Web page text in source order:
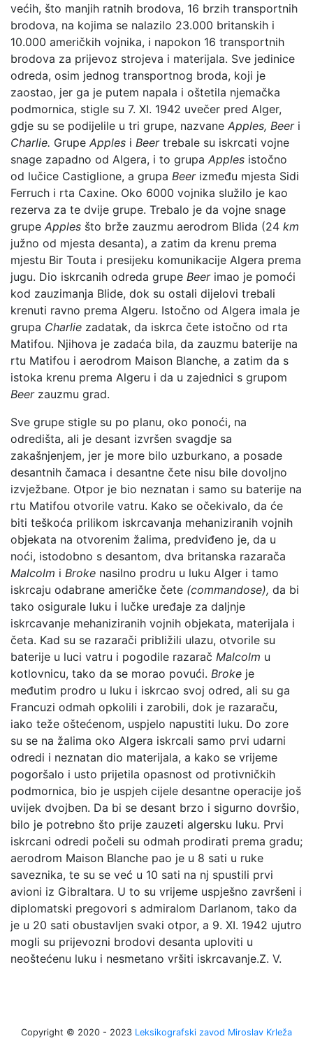
većih, što manjih ratnih brodova, 16 brzih transportnih
brodova, na kojima se nalazilo 23.000 britanskih i
10.000 američkih vojnika, i napokon 16 transportnih
brodova za prijevoz strojeva i materijala. Sve jedinice
odreda, osim jednog transportnog broda, koji je
zaostao, jer ga je putem napala i oštetila njemačka
podmornica, stigle su 7. XI. 1942 uvečer pred Alger,
gdje su se podijelile u tri grupe, nazvane Apples, Beeri
Charlie. Grupe Apples i Beertrebale su iskrcati vojne
snage zapadno od Algera, i to grupa Apples istočno
od lučice Castiglione, a grupa Beerizmeđu mjesta Sidi
Ferruch i rta Caxine. Oko 6000 vojnika služilo je kao
rezerva za te dvije grupe. Trebalo je da vojne snage
grupe Apples što brže zauzmu aerodrom Blida (24 km
južno od mjesta desanta), a zatim da krenu prema
mjestu Bir Touta i presijeku komunikacije Algera prema
jugu. Dio iskrcanih odreda grupe Beerimao je pomoći
kod zauzimanja Blide, dok su ostali dijelovi trebali
krenuti ravno prema Algeru. Istočno od Algera imala je
grupa Charlie zadatak, da iskrca čete istočno od rta
Matifou. Njihova je zadaća bila, da zauzmu baterije na
rtu Matifou i aerodrom Maison Blanche, a zatim da s
istoka krenu prema Algeru i da u zajednici s grupom
Beerzauzmu grad.
Sve grupe stigle su po planu, oko ponoći, na
odredišta, ali je desant izvršen svagdje sa
zakašnjenjem, jer je more bilo uzburkano, a posade
desantnih čamaca i desantne čete nisu bile dovoljno
izvježbane. Otpor je bio neznatan i samo su baterije na
rtu Matifou otvorile vatru. Kako se očekivalo, da će
biti teškoća prilikom iskrcavanja mehaniziranih vojnih
objekata na otvorenim žalima, predviđeno je, da u
noći, istodobno s desantom, dva britanska razarača
Malcolm i Broke nasilno prodru u luku Alger i tamo
iskrcaju odabrane američke čete (commandose), da bi
tako osigurale luku i lučke uređaje za daljnje
iskrcavanje mehaniziranih vojnih objekata, materijala i
četa. Kad su se razarači približili ulazu, otvorile su
baterije u luci vatru i pogodile razarač Malcolm u
kotlovnicu, tako da se morao povući. Broke je
međutim prodro u luku i iskrcao svoj odred, ali su ga
Francuzi odmah opkolili i zarobili, dok je razaraču,
iako teže oštećenom, uspjelo napustiti luku. Do zore
su se na žalima oko Algera iskrcali samo prvi udarni
odredi i neznatan dio materijala, a kako se vrijeme
pogoršalo i usto prijetila opasnost od protivničkih
podmornica, bio je uspjeh cijele desantne operacije još
uvijek dvojben. Da bi se desant brzo i sigurno dovršio,
bilo je potrebno što prije zauzeti algersku luku. Prvi
iskrcani odredi počeli su odmah prodirati prema gradu;
aerodrom Maison Blanche pao je u 8 sati u ruke
saveznika, te su se već u 10 sati na nj spustili prvi
avioni iz Gibraltara. U to su vrijeme uspješno završeni i
diplomatski pregovori s admiralom Darlanom, tako da
je u 20 sati obustavljen svaki otpor, a 9. XI. 1942 ujutro
mogli su prijevozni brodovi desanta uploviti u
neoštećenu luku i nesmetano vršiti iskrcavanje.Z. V.
Copyright © 2020 - 2023 Leksikografski zavod Miroslav Krleža